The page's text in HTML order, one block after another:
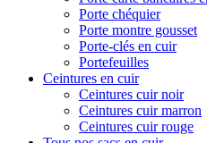
Porte chéquier
Porte montre gousset
Porte-clés en cuir
Portefeuilles
Ceintures en cuir
Ceintures cuir noir
Ceintures cuir marron
Ceintures cuir rouge